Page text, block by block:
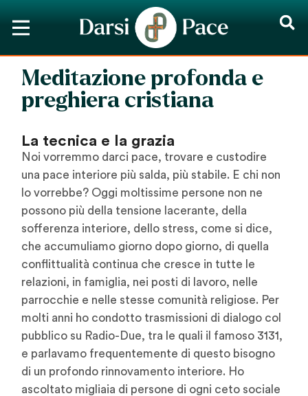
Meditazione profonda e
preghiera cristiana
La tecnica e la grazia
Noi vorremmo darci pace, trovare e custodire
una pace interiore più salda, più stabile. E chi non
lo vorrebbe? Oggi moltissime persone non ne
possono più della tensione lacerante, della
sofferenza interiore, dello stress, come si dice,
che accumuliamo giorno dopo giorno, di quella
conflittualità continua che cresce in tutte le
relazioni, in famiglia, nei posti di lavoro, nelle
parrocchie e nelle stesse comunità religiose. Per
molti anni ho condotto trasmissioni di dialogo col
pubblico su Radio-Due, tra le quali il famoso 3131,
e parlavamo frequentemente di questo bisogno
di un profondo rinnovamento interiore. Ho
ascoltato migliaia di persone di ogni ceto sociale